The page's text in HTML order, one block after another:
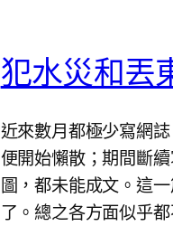
犯水災和丟
近來數月都極少寫網
便開始懶散；期間斷
圖，都未能成文。這
了。總之各方面似乎